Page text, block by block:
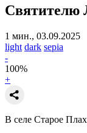
Святителю
1 мин., 03.09.2025
light dark sepia
-
100%
+
В селе Старое